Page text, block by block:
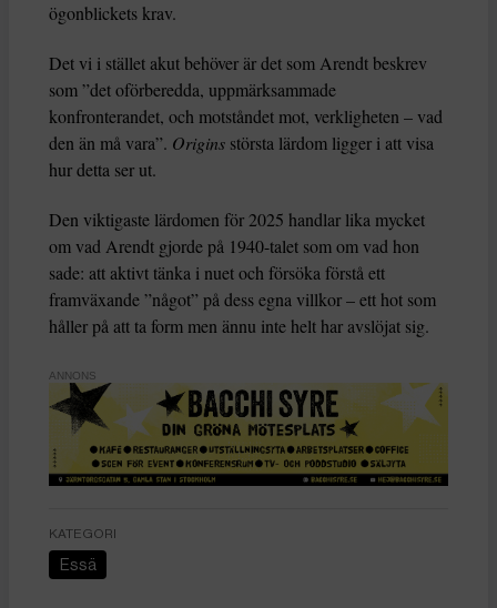
ögonblickets krav.
Det vi i stället akut behöver är det som Arendt beskrev
som ”det oförberedda, uppmärksammade
konfronterandet, och motståndet mot, verkligheten – vad
den än må vara”. Origins största lärdom ligger i att visa
hur detta ser ut.
Den viktigaste lärdomen för 2025 handlar lika mycket
om vad Arendt gjorde på 1940-talet som om vad hon
sade: att aktivt tänka i nuet och försöka förstå ett
framväxande ”något” på dess egna villkor – ett hot som
håller på att ta form men ännu inte helt har avslöjat sig.
ANNONS
KATEGORI
Essä